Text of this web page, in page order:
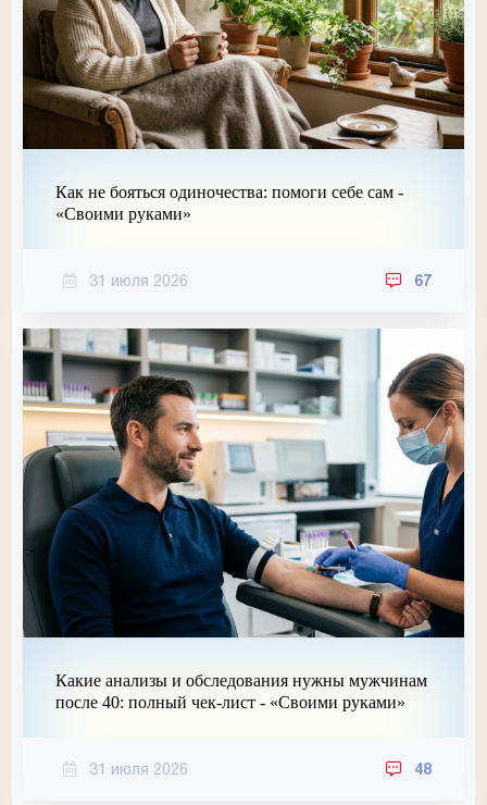
Как не бояться одиночества: помоги себе сам -
«Своими руками»
31 июля 2026 67
Какие анализы и обследования нужны мужчинам
после 40: полный чек-лист - «Своими руками»
31 июля 2026 48